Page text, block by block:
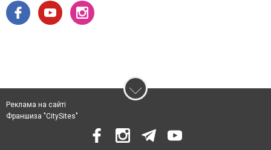
Реклама на сайті
Франшиза "CitySites"